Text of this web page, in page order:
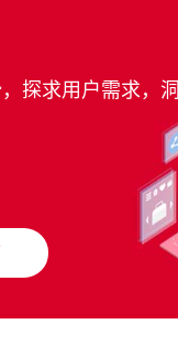
探求用户需求，洞